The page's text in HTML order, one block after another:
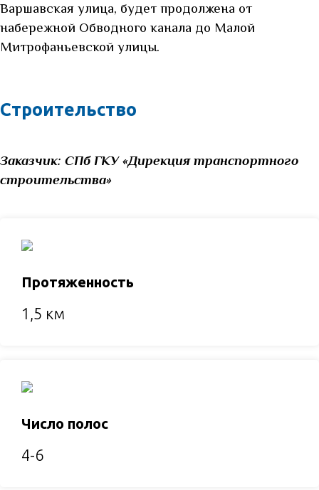
Варшавская улица, будет продолжена от
набережной Обводного канала до Малой
Митрофаньевской улицы.
Строительство
Заказчик: СПб ГКУ «Дирекция транспортного
строительства»
Протяженность
1,5 км
Число полос
4-6